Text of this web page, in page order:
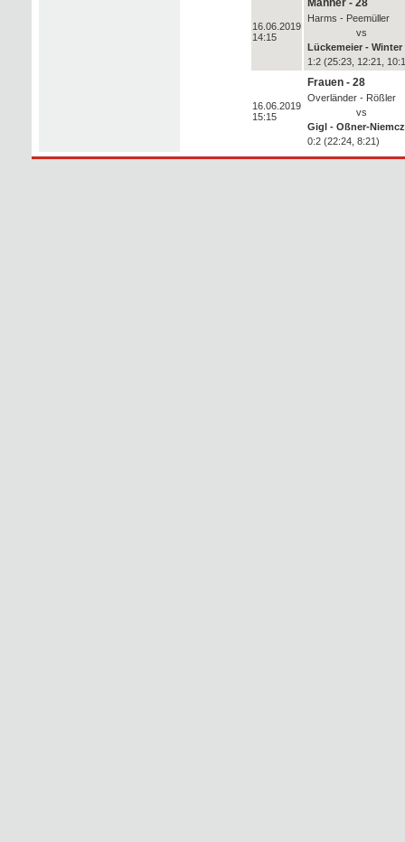
16.06.2019
14:15
Harms - Peemüller
vs
Lückemeier - Winter
1:2 (25:23, 12:21,
16.06.2019
15:15
Frauen - 28
Overländer - Rößler
vs
Gigl - Oßner-
0:2 (22:24, 8:21)